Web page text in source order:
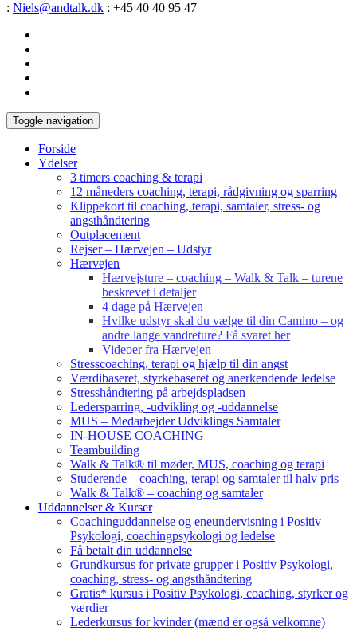
: Niels@andtalk.dk : +45 40 40 95 47
Toggle navigation
Forside
Ydelser
3 timers coaching & terapi
12 måneders coaching, terapi, rådgivning og sparring
Klippekort til coaching, terapi, samtaler, stress- og
angsthåndtering
Outplacement
Rejser – Hærvejen – Udstyr
Hærvejen
Hærvejsture – coaching – Walk & Talk – turene
beskrevet i detaljer
4 dage på Hærvejen
Hvilke udstyr skal du vælge til din Camino – og
andre lange vandreture? Få svaret her
Videoer fra Hærvejen
Stresscoaching, terapi og hjælp til din angst
Værdibaseret, styrkebaseret og anerkendende ledelse
Stresshåndtering på arbejdspladsen
Ledersparring, -udvikling og -uddannelse
MUS – Medarbejder Udviklings Samtaler
IN-HOUSE COACHING
Teambuilding
Walk & Talk® til møder, MUS, coaching og terapi
Studerende – coaching, terapi og samtaler til halv pris
Walk & Talk® – coaching og samtaler
Uddannelser & Kurser
Coachinguddannelse og eneundervisning i Positiv
Psykologi, coachingpsykologi og ledelse
Få betalt din uddannelse
Grundkursus for private grupper i Positiv Psykologi,
coaching, stress- og angsthåndtering
Gratis* kursus i Positiv Psykologi, coaching, styrker og
værdier
Lederkursus for kvinder (mænd er også velkomne)